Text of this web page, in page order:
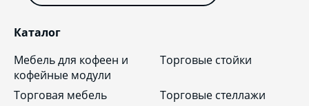
Каталог
Мебель для кофеен и
кофейные модули
Торговые стойки
Торговая мебель
Торговые стеллажи